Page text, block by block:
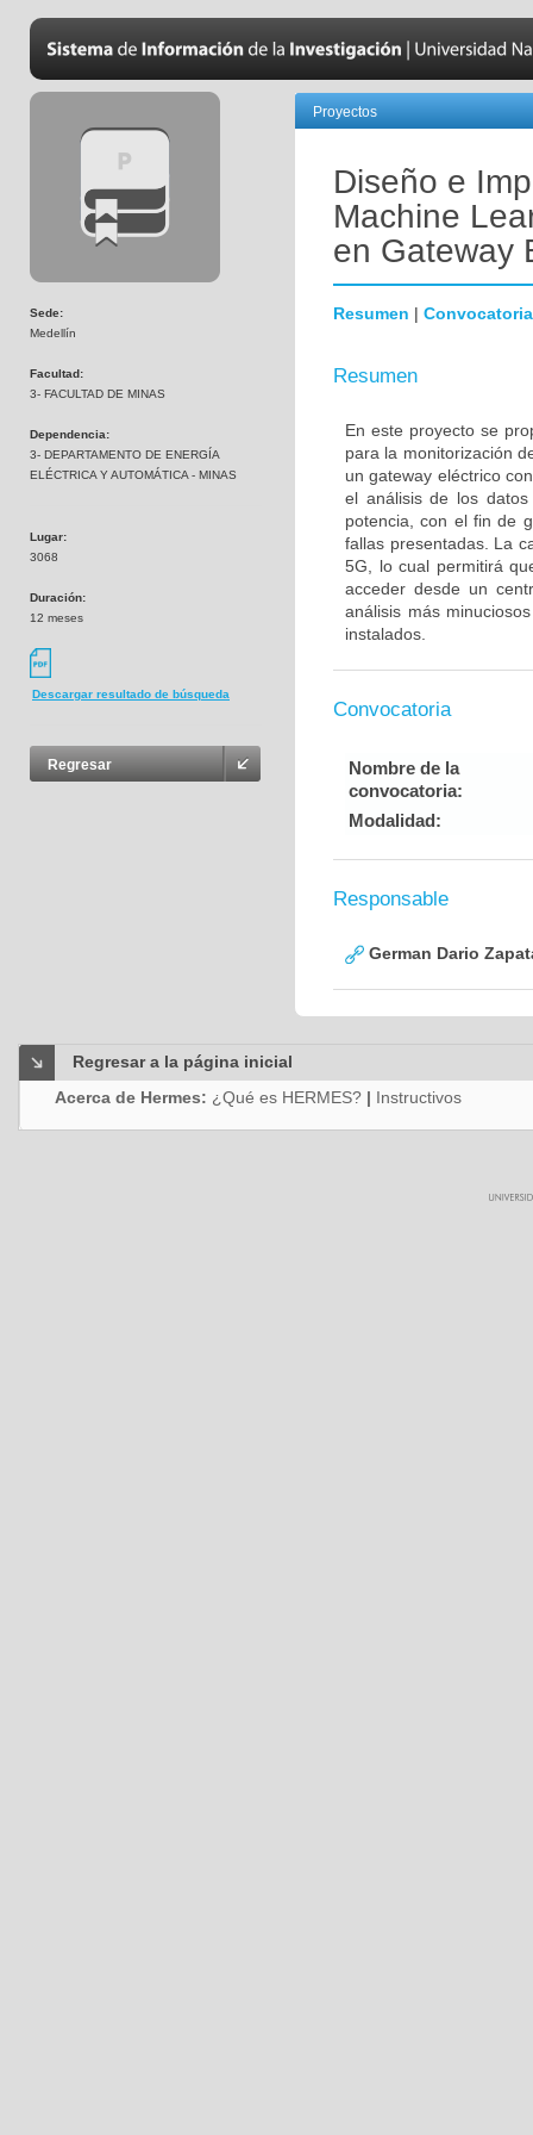
Sede:
Medellín
Facultad:
3- FACULTAD DE MINAS
Dependencia:
3- DEPARTAMENTO DE ENERGÍA
ELÉCTRICA Y AUTOMÁTICA - MINAS
Lugar:
3068
Duración:
12 meses
Descargar resultado de búsqueda
Regresar
Proyectos
Diseño e
Machine
en Gateway
Resumen | Convocatoria
Resumen
En este proyecto se
para la monitorización
un gateway eléctrico
el análisis de los
potencia, con el fin de
fallas presentadas. La
5G, lo cual permitirá
acceder desde un
análisis más
instalados.
Convocatoria
Nombre de la
convocatoria:
Modalidad:
Responsable
German Dario
Regresar a la página inicial
Acerca de Hermes: ¿Qué es HERMES? | Instructivos